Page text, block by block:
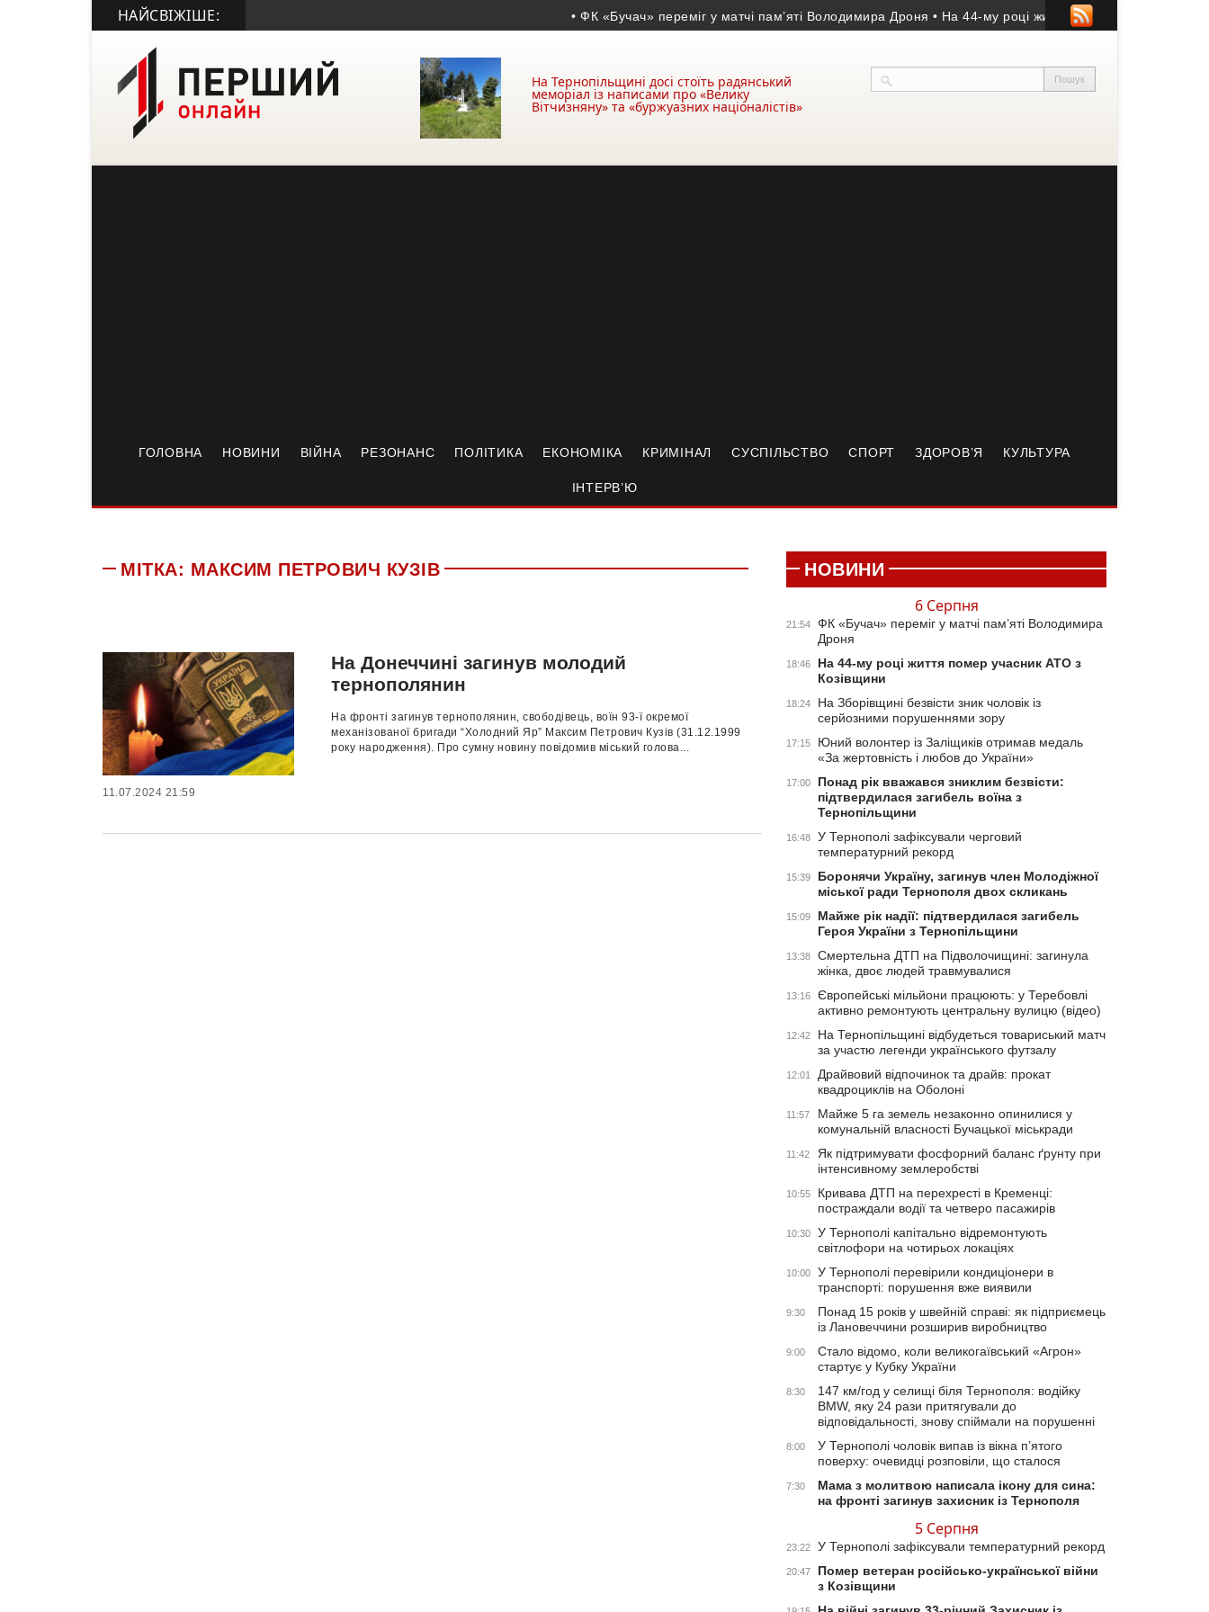
НАЙСВІЖІШЕ: • ФК «Бучач» переміг у матчі пам’яті Володимира Дроня • На 44-му році життя помер учасник АТО з
На Тернопільщині досі стоїть радянський
меморіал із написами про «Велику
Вітчизняну» та «буржуазних націоналістів»
ГОЛОВНА НОВИНИ ВІЙНА РЕЗОНАНС ПОЛІТИКА ЕКОНОМІКА КРИМІНАЛ СУСПІЛЬСТВО СПОРТ ЗДОРОВ’Я КУЛЬТУРА
ІНТЕРВ’Ю
МІТКА: МАКСИМ ПЕТРОВИЧ КУЗІВ
На Донеччині загинув молодий
тернополянин
На фронті загинув тернополянин, свободівець, воїн 93-ї окремої
механізованої бригади “Холодний Яр” Максим Петрович Кузів (31.12.1999
року народження). Про сумну новину повідомив міський голова...
11.07.2024 21:59
НОВИНИ
6 Серпня
21:54
ФК «Бучач» переміг у матчі пам’яті Володимира
Дроня
18:46
На 44-му році життя помер учасник АТО з
Козівщини
18:24
На Зборівщині безвісти зник чоловік із
серйозними порушеннями зору
17:15
Юний волонтер із Заліщиків отримав медаль
«За жертовність і любов до України»
17:00
Понад рік вважався зниклим безвісти:
підтвердилася загибель воїна з
Тернопільщини
16:48
У Тернополі зафіксували черговий
температурний рекорд
15:39
Боронячи Україну, загинув член Молодіжної
міської ради Тернополя двох скликань
15:09
Майже рік надії: підтвердилася загибель
Героя України з Тернопільщини
13:38
Смертельна ДТП на Підволочищині: загинула
жінка, двоє людей травмувалися
13:16
Європейські мільйони працюють: у Теребовлі
активно ремонтують центральну вулицю (відео)
12:42
На Тернопільщині відбудеться товариський матч
за участю легенди українського футзалу
12:01
Драйвовий відпочинок та драйв: прокат
квадроциклів на Оболоні
11:57
Майже 5 га земель незаконно опинилися у
комунальній власності Бучацької міськради
11:42
Як підтримувати фосфорний баланс ґрунту при
інтенсивному землеробстві
10:55
Кривава ДТП на перехресті в Кременці:
постраждали водії та четверо пасажирів
10:30
У Тернополі капітально відремонтують
світлофори на чотирьох локаціях
10:00
У Тернополі перевірили кондиціонери в
транспорті: порушення вже виявили
9:30
Понад 15 років у швейній справі: як підприємець
із Лановеччини розширив виробництво
9:00
Стало відомо, коли великогаївський «Агрон»
стартує у Кубку України
8:30
147 км/год у селищі біля Тернополя: водійку
BMW, яку 24 рази притягували до
відповідальності, знову спіймали на порушенні
8:00
У Тернополі чоловік випав із вікна п’ятого
поверху: очевидці розповіли, що сталося
7:30
Мама з молитвою написала ікону для сина:
на фронті загинув захисник із Тернополя
5 Серпня
23:22 У Тернополі зафіксували температурний рекорд
20:47
Помер ветеран російсько-української війни
з Козівщини